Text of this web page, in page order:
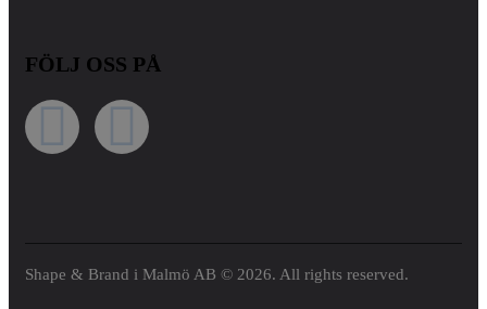
FÖLJ OSS PÅ
Shape & Brand i Malmö AB © 2026. All rights reserved.